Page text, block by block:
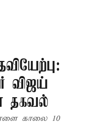
விஜய்
தகவல்
காலை 10